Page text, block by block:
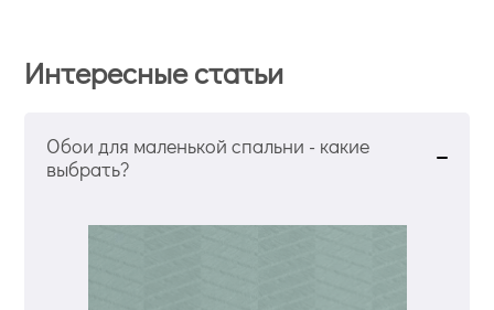
Интересные статьи
Обои для маленькой спальни - какие
выбрать?